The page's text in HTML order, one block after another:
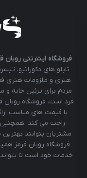
فروشگاه اینترنتی روبان
تابلو های دکوراتیو،
هنری و ملزومات هنری
مردم برای تزئین خانه و
فرد است. فروشگاه
با قیمت های مناسب
راحت می کند. همچنین
مشتریان بتوانند
فروشگاه روبان قرمز
خدمات خود است تا